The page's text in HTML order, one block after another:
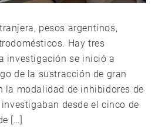
pesos argentinos,
Hay tres
investigación se inició a
de la sustracción de gran
la modalidad de inhibidores de
desde el cinco de
[…]